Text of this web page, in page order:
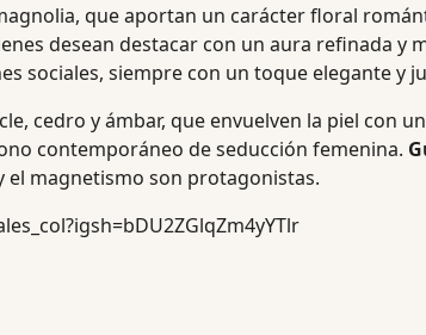
que aportan un carácter floral
desean destacar con un aura refinada y
sociales, siempre con un toque elegante y
cedro y ámbar, que envuelven la piel con
contemporáneo de seducción femenina.
el magnetismo son protagonistas.